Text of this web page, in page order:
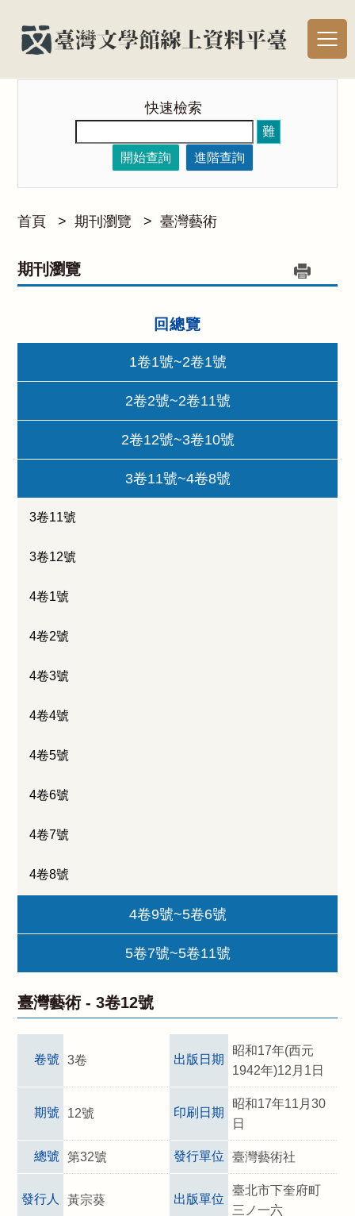
快速檢索
難
開始查詢
進階查詢
首頁 > 期刊瀏覽 > 臺灣藝術
期刊瀏覽
回總覽
1卷1號~2卷1號
2卷2號~2卷11號
2卷12號~3卷10號
3卷11號~4卷8號
3卷11號
3卷12號
4卷1號
4卷2號
4卷3號
4卷4號
4卷5號
4卷6號
4卷7號
4卷8號
4卷9號~5卷6號
5卷7號~5卷11號
臺灣藝術 -3卷12號
卷號 3卷 出版日期
昭和17年(西元
1942年)12月1日
期號 12號 印刷日期
昭和17年11月30
日
總號 第32號 發行單位 臺灣藝術社
發行人 黃宗葵 出版單位
臺北市下奎府町
三ノ一六